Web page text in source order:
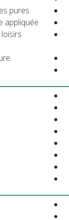
pures
appliquée